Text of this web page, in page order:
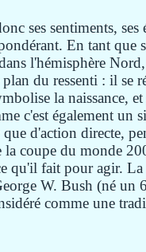
ses sentiments, ses
En tant que
l'hémisphère
du ressenti : il se
la naissance,
c'est également un
d'action directe,
coupe du monde
qu'il fait pour agir.
W. Bush (né un
comme une